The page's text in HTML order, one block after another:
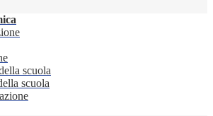
scuola
scuola